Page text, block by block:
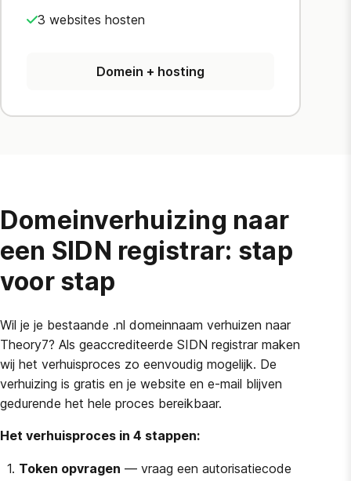
3 websites hosten
Domein + hosting
Domeinverhuizing naar
een SIDN registrar: stap
voor stap
Wil je je bestaande .nl domeinnaam verhuizen naar
Theory7? Als geaccrediteerde SIDN registrar maken
wij het verhuisproces zo eenvoudig mogelijk. De
verhuizing is gratis en je website en e-mail blijven
gedurende het hele proces bereikbaar.
Het verhuisproces in 4 stappen:
Token opvragen — vraag een autorisatiecode